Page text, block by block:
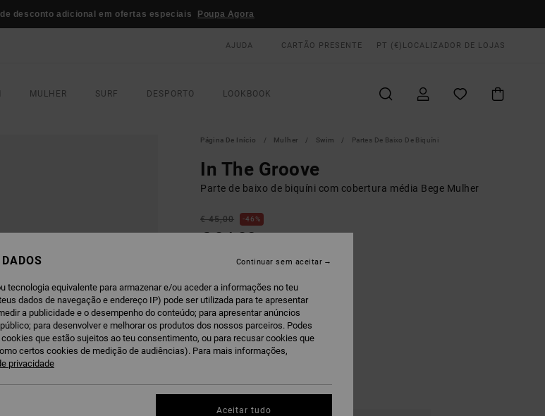
de desconto adicional em ofertas especiais Poupa Agora
AJUDA CARTÃO PRESENTE PT (€) LOCALIZADOR DE LOJAS
MULHER SURF DESPORTO LOOKBOOK
Página De Início Mulher Swim Partes De Baixo De Biquíni
In The Groove
Parte de baixo de biquíni com cobertura média Bege Mulher
€ 45,00 46%
€ 24,30
OFERTAS
CORVintage Green
tecnologia equivalente para armazenar e/ou aceder a informações no teu
dados de navegação e endereço IP) pode ser utilizada para te apresentar
a publicidade e o desempenho do conteúdo; para apresentar anúncios
para desenvolver e melhorar os produtos dos nossos parceiros. Podes
que estão sujeitos ao teu consentimento, ou para recusar cookies que
certos cookies de medição de audiências). Para mais informações,
privacidade
Continuar sem aceitar
Aceitar tudo